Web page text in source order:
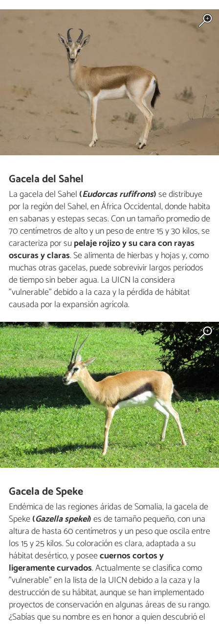
Gacela del Sahel
La gacela del Sahel (Eudorcas rufifrons)se distribuye
por la región del Sahel, en África Occidental, donde habita
en sabanas y estepas secas. Con un tamaño promedio de
70 centímetros de alto y un peso de entre 15 y 30 kilos, se
caracteriza por supelaje rojizo y su cara con rayas
oscuras y claras. Se alimenta de hierbas y hojas y, como
muchas otras gacelas, puede sobrevivir largos períodos
de tiempo sin beber agua. La UICN la considera
"vulnerable" debido a la caza y la pérdida de hábitat
causada por la expansión agrícola.
Gacela de Speke
Endémica de las regiones áridas de Somalia, la gacela de
Speke(Gazella spekei)es de tamaño pequeño, con una
altura de hasta 60 centímetros y un peso que oscila entre
los 15 y 25 kilos. Su coloración es clara, adaptada a su
hábitat desértico, y poseecuernos cortos y
ligeramente curvados. Actualmente se clasifica como
"vulnerable" en la lista de la UICN debido a la caza y la
destrucción de su hábitat, aunque se han implementado
proyectos de conservación en algunas áreas de su rango.
¿Sabías que su nombre es en honor a quien descubrió el